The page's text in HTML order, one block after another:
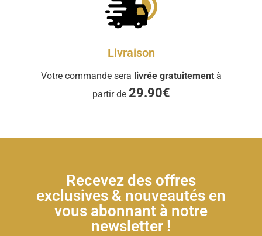
Livraison
Votre commande sera livrée gratuitement à
partir de 29.90€
Recevez des offres
exclusives & nouveautés en
vous abonnant à notre
newsletter !